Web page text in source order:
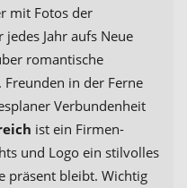
mit Fotos der
Jahr aufs Neue
romantische
in der Ferne
Verbundenheit
ist ein Firmen-
und Logo ein stilvolles
präsent bleibt. Wichtig